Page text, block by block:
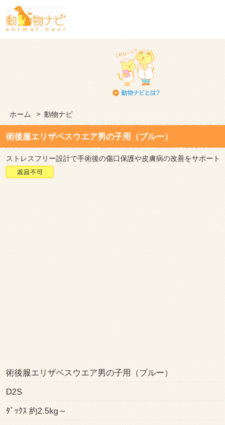
ホーム > 動物ナビ
術後服エリザベスウエア男の子用（ブルー）
ストレスフリー設計で手術後の傷口保護や皮膚病の改善をサポート
術後服エリザベスウエア男の子用（ブルー）
D2S
ﾀﾞｯｸｽ 約2.5kg～